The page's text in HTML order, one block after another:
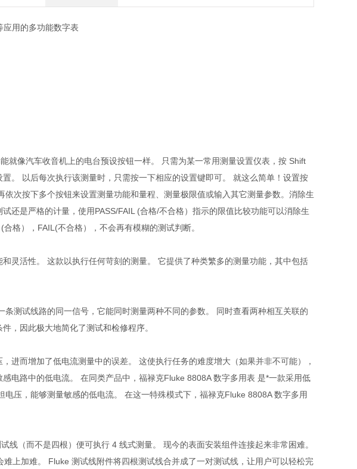
用的多功能数字表
就像汽车收音机上的电台预设按钮一样。 只需为某一常用测量设置仪表，按 Shift
。 以后每次执行该测量时，只需按一下相应的设置键即可。 就这么简单！设置按
次按下多个按钮来设置测量功能和量程、测量极限值或输入其它测量参数。消除生
还是严格的计量，使用PASS/FAIL (合格/不合格）指示的限值比较功能可以消除生
合格），FAIL(不合格），不会再有模糊的测试判断。
灵活性。 这款以执行任何苛刻的测量。 它提供了种类繁多的测量功能，其中包括
测试线路的同一信号，它能同时测量两种不同的参数。 同时查看两种相互关联的
，因此极大地简化了测试和检修程序。
进而增加了低电流测量中的误差。 这使执行任务的难度增大（如果并非不可能），
电路中的低电流。 在同类产品中，福禄克Fluke 8808A 数字多用表 是*一款采用低
压，能够测量敏感的低电流。 在这一特殊模式下，福禄克Fluke 8808A 数字多用
线（而不是四根）便可执行 4 线式测量。 现今的表面安装组件连接起来非常困难。
上加难。 Fluke 测试线附件将四根测试线合并成了一对测试线，让用户可以轻松完